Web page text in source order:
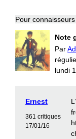
Pour connaisseurs
Note
Par
lundi
Ernest
361 critiques
17/01/16